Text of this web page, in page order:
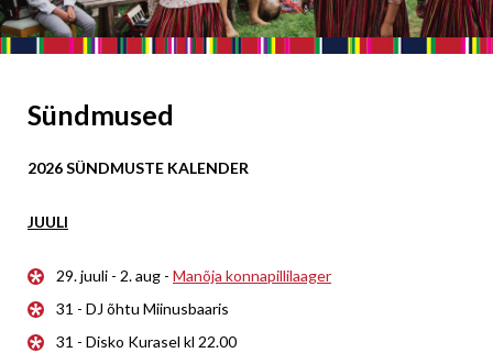
Sündmused
2026 SÜNDMUSTE KALENDER
JUULI
29. juuli - 2. aug - Manõja konnapillilaager
31 - DJ õhtu Miinusbaaris
31 - Disko Kurasel kl 22.00